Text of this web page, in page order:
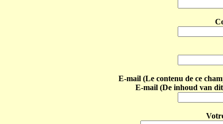
E-mail (Le contenu de ce
E-mail (De inhoud van